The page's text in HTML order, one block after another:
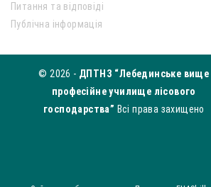
Питання та відповіді
Публічна інформація
© 2026 - ДПТНЗ “Лебединське вище
професійне училище лісового
господарства” Всі права захищено